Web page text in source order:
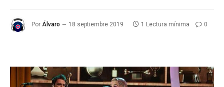
Por Álvaro 18 septiembre 2019 1 Lectura mínima 0